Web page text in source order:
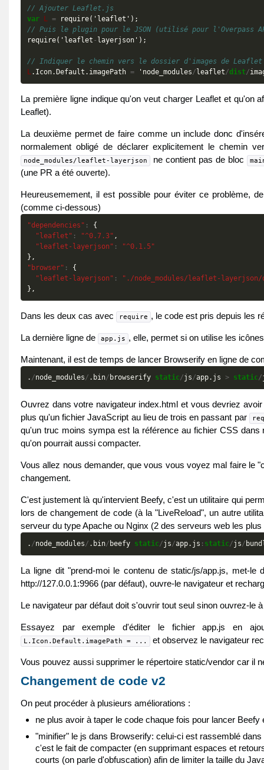
// Ajouter Leaflet.js
var
L = require(' leaflet ');
// Puis le plugin pour le JSON (utilisé pour l'Overpass
require(' leaflet - layerjson');
// Indiquer le chemin vers le dossier d'images de Leaflet
L. Icon. Default . imagePath = ' node_modules/ leaflet/dist/
La première ligne indique qu'on veut charger Leaflet et qu'on
Leaflet).
La deuxième permet de faire comme un include donc
normalement obligé de déclarer explicitement le chemin
node_modules/leaflet-layerjson ne contient pas de bloc
(une PR a été ouverte).
Heureusemement, il est possible pour éviter ce problème,
(comme ci-dessous)
"dependencies" :
{
"leaflet" : "^0.7.3" ,
"leaflet-layerjson" :
"^0.1.5"
},
"browser" :
{
"leaflet-layerjson" :
"./node_modules/leaflet-
},
Dans les deux cas avec require , le code est pris depuis les
La dernière ligne de app.js , elle, permet si on utilise les
Maintenant, il est de temps de lancer Browserify en ligne de
. /node_modules/ . bin/ browserify static/js/app. js > static/
Ouvrez dans votre navigateur index.html et vous devriez
plus qu'un fichier JavaScript au lieu de trois en passant par
qu'un truc moins sympa est la référence au fichier CSS
qu'on pourrait aussi compacter.
Vous allez nous demander, que vous vous voyez mal faire le
changement.
C'est justement là qu'intervient Beefy, c'est un utilitaire qui
lors de changement de code (à la "LiveReload", un autre
serveur du type Apache ou Nginx (2 des serveurs web les
. /node_modules/ . bin/ beefy static/js/app. js : static/js/
La ligne dit "prend-moi le contenu de static/js/app.js, met-
http://127.0.0.1:9966 (par défaut), ouvre-le navigateur et
Le navigateur par défaut doit s'ouvrir tout seul sinon ouvrez-le
Essayez par exemple d'éditer le fichier app.js en
L.Icon.Default.imagePath = ... et observez le navigateur
Vous pouvez aussi supprimer le répertoire static/vendor car il
Changement de code v2
On peut procéder à plusieurs améliorations :
ne plus avoir à taper le code chaque fois pour lancer
"minifier" le js dans Browserify: celui-ci est rassemblé
c'est le fait de compacter (en supprimant espaces et
courts (on parle d'obfuscation) afin de limiter la taille du